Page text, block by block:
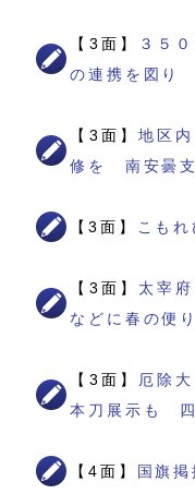
【3面】
３５
の連携を図り
【3面】地区
修を 南安曇
【3面】 こもれ
【3面】 太宰
などに春の便
【3面】
厄除
本刀展示も 四
【4面】 国旗